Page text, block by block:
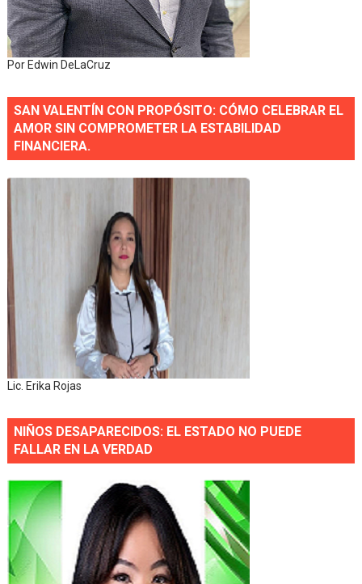
Por Edwin DeLaCruz
SAN VALENTÍN CON PROPÓSITO: CÓMO CELEBRAR EL
AMOR SIN COMPROMETER LA ESTABILIDAD
FINANCIERA.
Lic. Erika Rojas
NIÑOS DESAPARECIDOS: EL ESTADO NO PUEDE
FALLAR EN LA VERDAD